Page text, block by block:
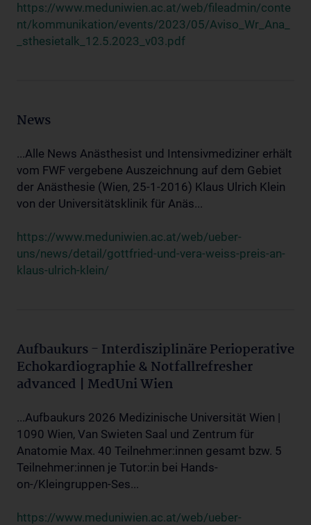
https://www.meduniwien.ac.at/web/fileadmin/conte
nt/kommunikation/events/2023/05/Aviso_Wr_Ana_
_sthesietalk_12.5.2023_v03.pdf
News
...Alle News Anästhesist und Intensivmediziner erhält
vom FWF vergebene Auszeichnung auf dem Gebiet
der Anästhesie (Wien, 25-1-2016) Klaus Ulrich Klein
von der Universitätsklinik für Anäs...
https://www.meduniwien.ac.at/web/ueber-
uns/news/detail/gottfried-und-vera-weiss-preis-an-
klaus-ulrich-klein/
Aufbaukurs - Interdisziplinäre Perioperative
Echokardiographie & Notfallrefresher
advanced | MedUni Wien
...Aufbaukurs 2026 Medizinische Universität Wien |
1090 Wien, Van Swieten Saal und Zentrum für
Anatomie Max. 40 Teilnehmer:innen gesamt bzw. 5
Teilnehmer:innen je Tutor:in bei Hands-
on-/Kleingruppen-Ses...
https://www.meduniwien.ac.at/web/ueber-